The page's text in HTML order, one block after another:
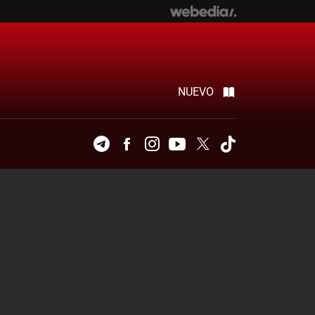
NUEVO
TelegramFacebookInstagramYoutubeTwitter